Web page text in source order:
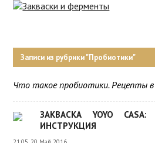
ИНТЕРНЕТ-
ПРОБИОТИКИ
СОВЕТЫ
ЗАКВАСКИ
ДЛЯ
ЙОГУРТА
ЗАКВАСКИ
КИСЛОМОЛОЧНЫЕ
Записи из рубрики "Пробиотики"
Что такое пробиотики. Рецепты
ЗАКВАСКА YOYO
ИНСТРУКЦИЯ